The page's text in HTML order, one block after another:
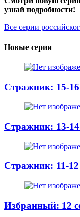
узнай подробности!
Все серии
Новые серии
Стражник: 15-16
Стражник: 13-14
Стражник: 11-12
Избранный: 12